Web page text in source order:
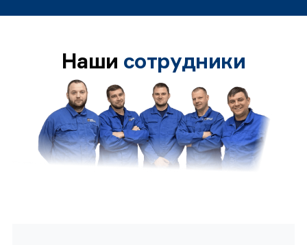
Наши сотрудники